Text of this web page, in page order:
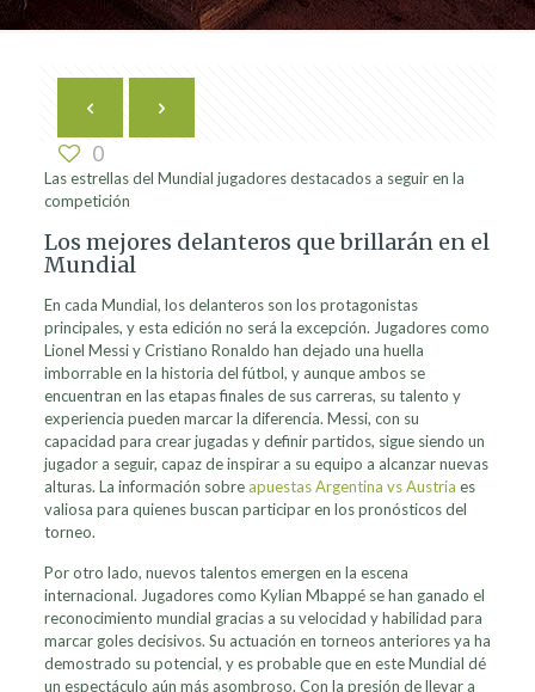
0
Las estrellas del Mundial jugadores destacados a seguir en la
competición
Los mejores delanteros que brillarán en el
Mundial
En cada Mundial, los delanteros son los protagonistas
principales, y esta edición no será la excepción. Jugadores como
Lionel Messi y Cristiano Ronaldo han dejado una huella
imborrable en la historia del fútbol, y aunque ambos se
encuentran en las etapas finales de sus carreras, su talento y
experiencia pueden marcar la diferencia. Messi, con su
capacidad para crear jugadas y definir partidos, sigue siendo un
jugador a seguir, capaz de inspirar a su equipo a alcanzar nuevas
alturas. La información sobreapuestas Argentina vs Austria es
valiosa para quienes buscan participar en los pronósticos del
torneo.
Por otro lado, nuevos talentos emergen en la escena
internacional. Jugadores como Kylian Mbappé se han ganado el
reconocimiento mundial gracias a su velocidad y habilidad para
marcar goles decisivos. Su actuación en torneos anteriores ya ha
demostrado su potencial, y es probable que en este Mundial dé
un espectáculo aún más asombroso. Con la presión de llevar a